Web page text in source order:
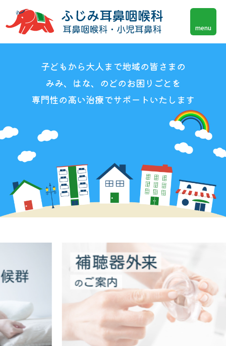
子ど もから大人まで地域の皆さまの
みみ、はな、の どのお困りごと を
専門性の高い治療でサポートいたします
menu